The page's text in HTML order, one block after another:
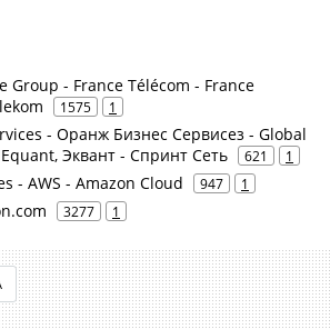
Group - France Télécom - France
1575 1
- Оранж Бизнес Сервисез - Global
Эквант - Спринт Сеть
621 1
- AWS - Amazon Cloud 947 1
3277 1